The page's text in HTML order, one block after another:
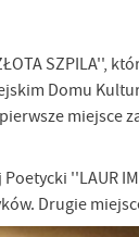
SZPILA'',
Domu
miejsce
''LAUR
Drugie